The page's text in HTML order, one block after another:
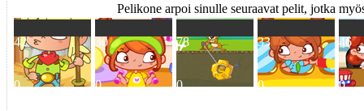
Pelikone arpoi sinulle seuraavat pelit, jotka
42
0
30
0
78
0
33
0
46
0